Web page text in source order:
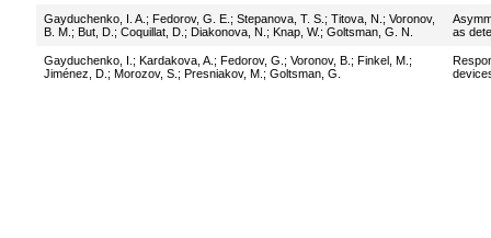
Gayduchenko, I. A. ; Fedorov, G. E. ; Stepanova, T. S. ; Titova, N. ; Voronov,
B. M. ; But, D. ; Coquillat, D. ; Diakonova, N. ; Knap, W.; Goltsman, G. N.
as
Gayduchenko, I. ; Kardakova, A. ; Fedorov, G. ; Voronov, B. ; Finkel, M. ;
Jiménez, D. ; Morozov, S. ; Presniakov, M. ; Goltsman, G.